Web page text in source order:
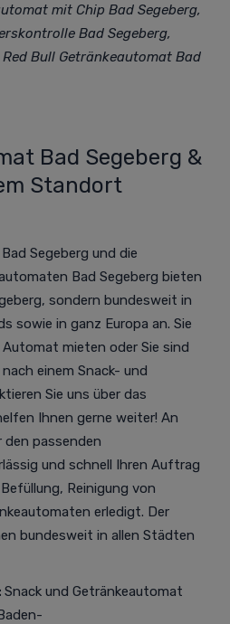
mit Chip Bad Segeberg,
Bad Segeberg,
Bull Getränkeautomat Bad
Bad Segeberg &
Standort
Segeberg und die
Bad Segeberg bieten
sondern bundesweit in
sowie in ganz Europa an. Sie
mieten oder Sie sind
einem Snack- und
Sie uns über das
Ihnen gerne weiter! An
passenden
und schnell Ihren Auftrag
Reinigung von
erledigt. Der
bundesweit in allen Städten
Snack und Getränkeautomat